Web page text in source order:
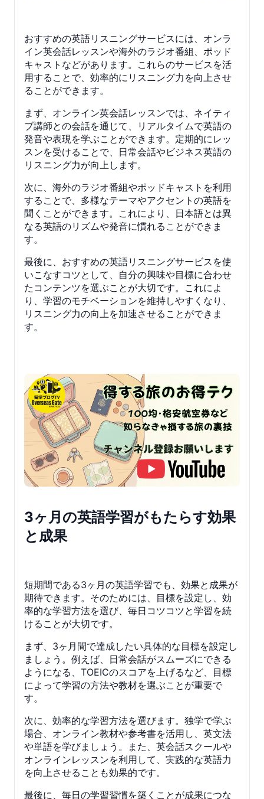
おすすめの英語リスニングサービスには、オンラ
イン英会話レッスンや海外のラジオ番組、ポッド
キャストなどがあります。これらのサービスを活
用することで、効率的にリスニング力を向上させ
ることができます。
まず、オンライン英会話レッスンでは、ネイティ
ブ講師との会話を通じて、リアルタイムで英語の
発音や表現を学ぶことができます。定期的にレッ
スンを受けることで、日常会話やビジネス英語の
リスニング力が向上します。
次に、海外のラジオ番組やポッドキャストを利用
することで、多様なテーマやアクセントの英語を
聞くことができます。これにより、日本語とは異
なる英語のリズムや発音に慣れることができま
す。
最後に、おすすめの英語リスニングサービスを使
いこなすコツとして、自分の興味や目標に合わせ
たコンテンツを選ぶことが大切です。これによ
り、学習のモチベーションを維持しやすくなり、
リスニング力の向上を加速させることができま
す。
3ヶ月の英語学習がもたらす効果
と成果
短期間である3ヶ月の英語学習でも、効果と成果が
期待できます。そのためには、目標を設定し、効
率的な学習方法を選び、毎日コツコツと学習を続
けることが大切です。
まず、3ヶ月間で達成したい具体的な目標を設定し
ましょう。例えば、日常会話がスムーズにできる
ようになる、TOEICのスコアを上げるなど、目標
によって学習の方法や教材を選ぶことが重要で
す。
次に、効率的な学習方法を選びます。独学で学ぶ
場合、オンライン教材や参考書を活用し、英文法
や単語を学びましょう。また、英会話スクールや
オンラインレッスンを利用して、実践的な英語力
を向上させることも効果的です。
最後に、毎日の学習習慣を築くことが成果につな